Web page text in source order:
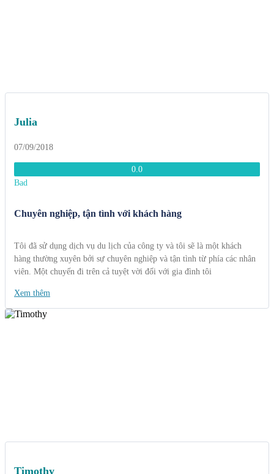
Julia
07/09/2018
0.0
Bad
Chuyên nghiệp, tận tình với khách hàng
Tôi đã sử dụng dịch vụ du lịch của công ty và tôi sẽ là một khách
hàng thường xuyên bởi sự chuyên nghiệp và tận tình từ phía các nhân
viên. Một chuyến đi trên cả tuyệt vời đối với gia đình tôi
Xem thêm
Timothy